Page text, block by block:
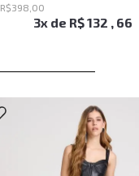
R$398 00
3x de R$132 , 66